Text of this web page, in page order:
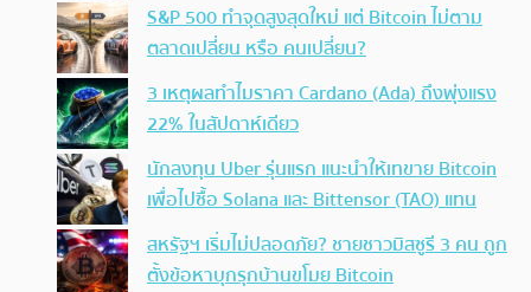
S&P 500 ทำจุดสูงสุดใหม่ แต่ Bitcoin ไม่ตาม
ตลาดเปลี่ยน หรือ คนเปลี่ยน?
3 เหตุผลทำไมราคา Cardano (Ada) ถึงพุ่งแรง
22% ในสัปดาห์เดียว
นักลงทุน Uber รุ่นแรก แนะนำให้เทขาย Bitcoin
เพื่อไปซื้อ Solana และ Bittensor (TAO) แทน
สหรัฐฯ เริ่มไม่ปลอดภัย? ชายชาวมิสซูรี 3 คน ถูก
ตั้งข้อหาบุกรุกบ้านขโมย Bitcoin